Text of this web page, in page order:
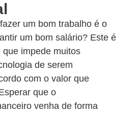
um bom trabalho é o
um bom salário? Este é
impede muitos
de serem
com o valor que
que o
venha de forma